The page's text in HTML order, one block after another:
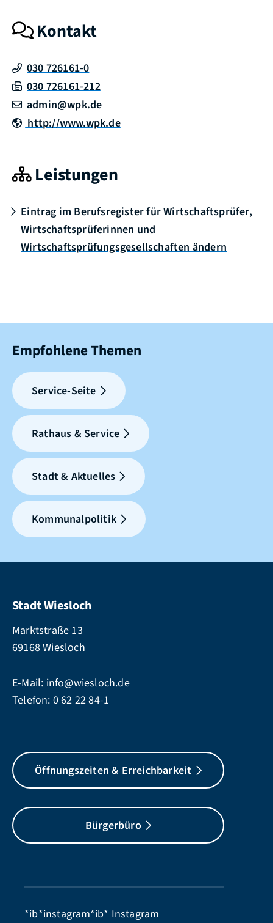
Kontakt
030 726161-0
030 726161-212
admin@wpk.de
http://www.wpk.de
Leistungen
Eintrag im Berufsregister für Wirtschaftsprüfer,
Wirtschaftsprüferinnen und
Wirtschaftsprüfungsgesellschaften ändern
Empfohlene Themen
Service-Seite
Rathaus & Service
Stadt & Aktuelles
Kommunalpolitik
Stadt Wiesloch
Marktstraße 13
69168 Wiesloch
E-Mail: info@wiesloch.de
Telefon: 0 62 22 84-1
Öffnungszeiten & Erreichbarkeit
Bürgerbüro
*ib*instagram*ib* Instagram